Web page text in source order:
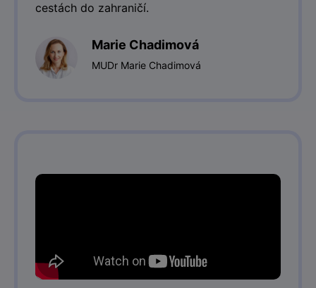
cestách do zahraničí.
Marie Chadimová
MUDr Marie Chadimová